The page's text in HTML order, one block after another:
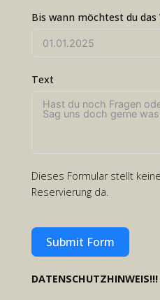
Bis wann möchtest du
Text
Dieses Formular stellt
Reservierung da.
Submit Form
DATENSCHUTZHINWEIS!!!